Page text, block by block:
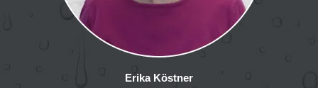
Erika Köstner